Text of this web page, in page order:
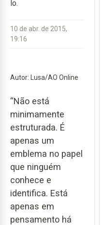
lo.
10 de abr. de 2015,
19:16
Autor: Lusa/AO Online
“Não está
minimamente
estruturada. É
apenas um
emblema no papel
que ninguém
conhece e
identifica. Está
apenas em
pensamento há